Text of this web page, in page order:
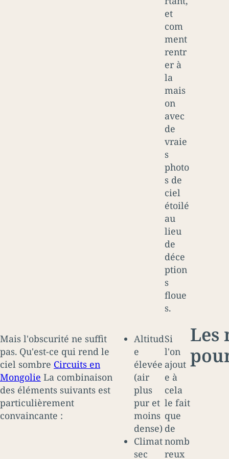
et
com
ment
rentr
er à
la
mais
on
avec
de
vraie
s
photo
s de
ciel
étoilé
au
lieu
de
déce
ption
s
floue
s.
Mais l'obscurité ne suffit
pas. Qu'est-ce qui rend le
ciel sombre Circuits en
Mongolie La combinaison
des éléments suivants est
particulièrement
convaincante :
Altitud
e
élevée
(air
plus
pur et
moins
dense)
Climat
sec
Si
l'on
ajout
e à
cela
le fait
que
de
nomb
reux
Les